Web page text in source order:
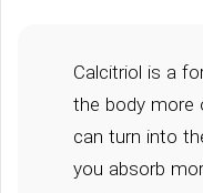
Calcitriol is a
the body more
can turn into
you absorb